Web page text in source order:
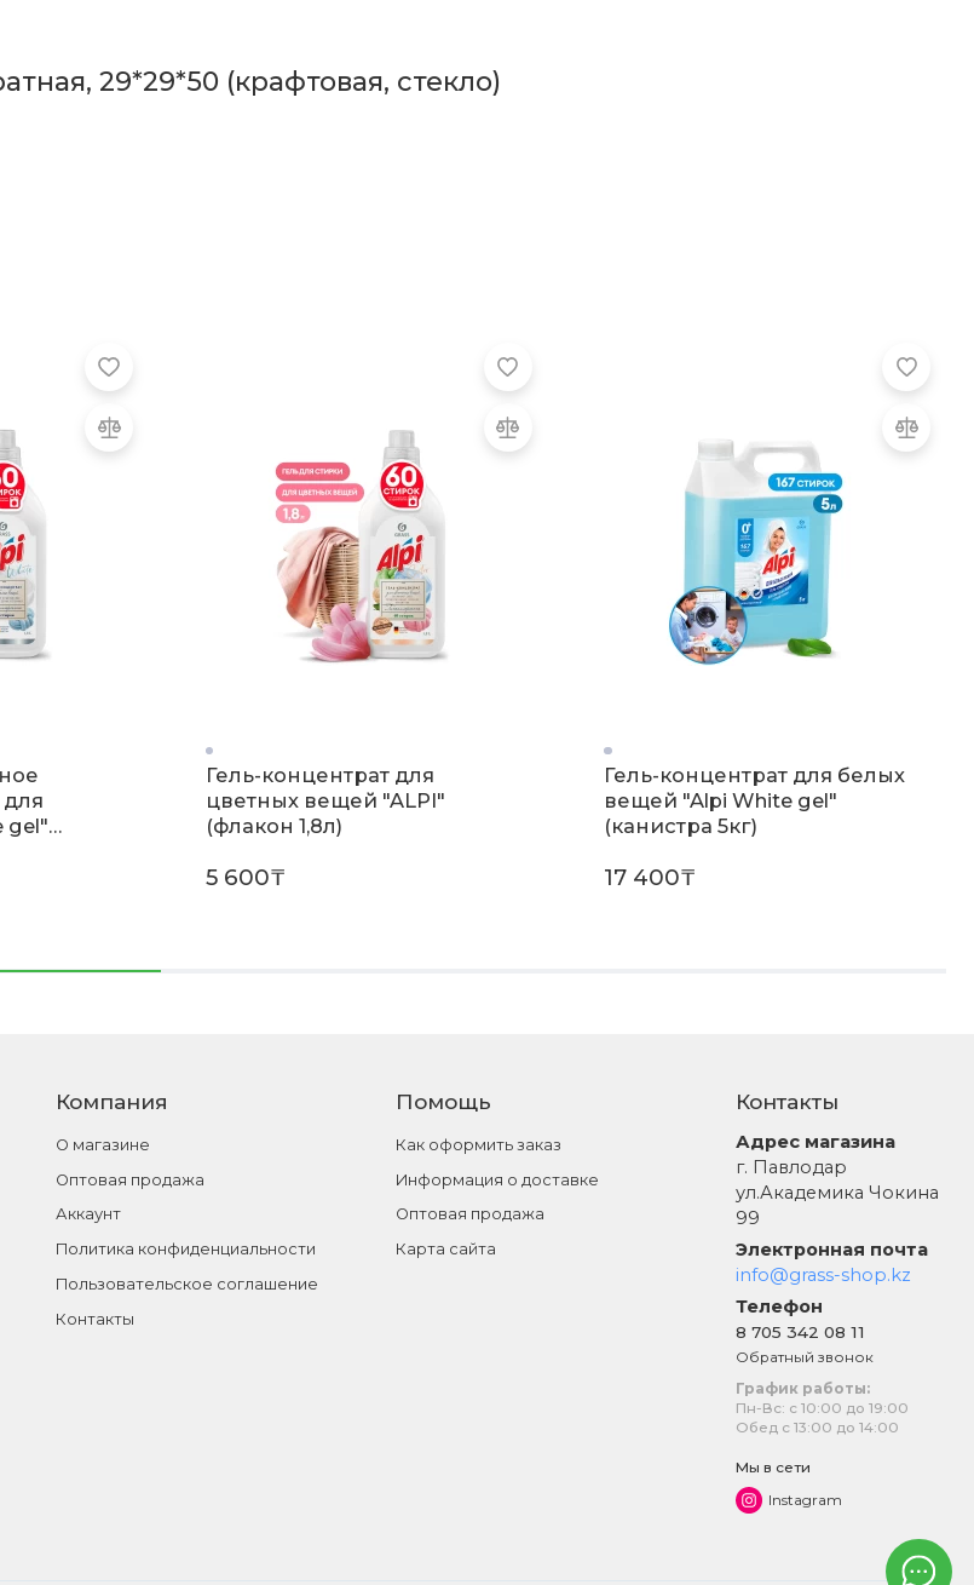
29*29*50 (крафтовая, стекло)
gel"
Гель-концентрат для
цветных вещей "ALPI"
(флакон 1,8л)
5 600₸
Гель-концентрат для белых
вещей "Alpi White gel"
(канистра 5кг)
17 400₸
Компания
О магазине
Оптовая продажа
Аккаунт
Политика конфиденциальности
Пользовательское соглашение
Контакты
Помощь
Как оформить заказ
Информация о доставке
Оптовая продажа
Карта сайта
Контакты
Адрес магазина
г. Павлодар
ул.Академика Чокина
99
Электронная почта
info@grass-shop.kz
Телефон
8 705 342 08 11
Обратный звонок
График работы:
Пн-Вс: с 10:00 до 19:00
Обед с 13:00 до 14:00
Мы в сети
Instagram